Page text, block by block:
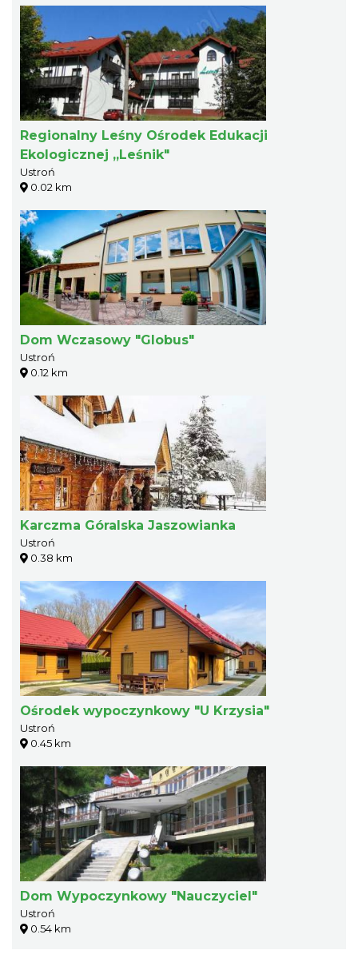
Regionalny Leśny Ośrodek Edukacji
Ekologicznej „Leśnik"
Ustroń
0.02 km
Dom Wczasowy "Globus"
Ustroń
0.12 km
Karczma Góralska Jaszowianka
Ustroń
0.38 km
Ośrodek wypoczynkowy "U Krzysia"
Ustroń
0.45 km
Dom Wypoczynkowy "Nauczyciel"
Ustroń
0.54 km